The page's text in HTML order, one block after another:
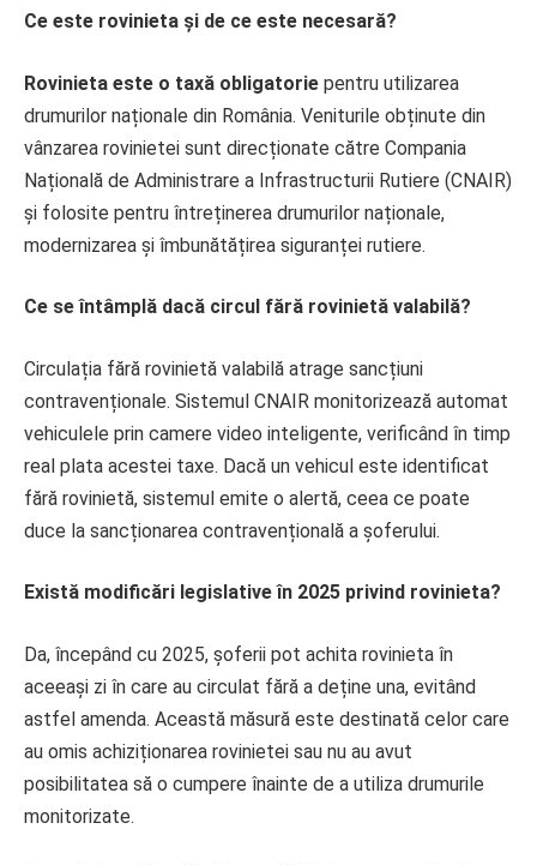
Ce este rovinieta și de ce este necesară?
Rovinieta este o taxă obligatorie pentru utilizarea
drumurilor naționale din România. Veniturile obținute din
vânzarea rovinietei sunt direcționate către Compania
Națională de Administrare a Infrastructurii Rutiere (CNAIR)
și folosite pentru întreținerea drumurilor naționale,
modernizarea și îmbunătățirea siguranței rutiere.
Ce se întâmplă dacă circul fără rovinietă valabilă?
Circulația fără rovinietă valabilă atrage sancțiuni
contravenționale. Sistemul CNAIR monitorizează automat
vehiculele prin camere video inteligente, verificând în timp
real plata acestei taxe. Dacă un vehicul este identificat
fără rovinietă, sistemul emite o alertă, ceea ce poate
duce la sancționarea contravențională a șoferului.
Există modificări legislative în 2025 privind rovinieta?
Da, începând cu 2025, șoferii pot achita rovinieta în
aceeași zi în care au circulat fără a deține una, evitând
astfel amenda. Această măsură este destinată celor care
au omis achiziționarea rovinietei sau nu au avut
posibilitatea să o cumpere înainte de a utiliza drumurile
monitorizate.